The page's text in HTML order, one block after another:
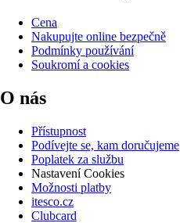
Cena
Nakupujte online bezpečně
Podmínky používání
Soukromí a cookies
O nás
Přístupnost
Podívejte se, kam doručujeme
Poplatek za službu
Nastavení Cookies
Možnosti platby
itesco.cz
Clubcard